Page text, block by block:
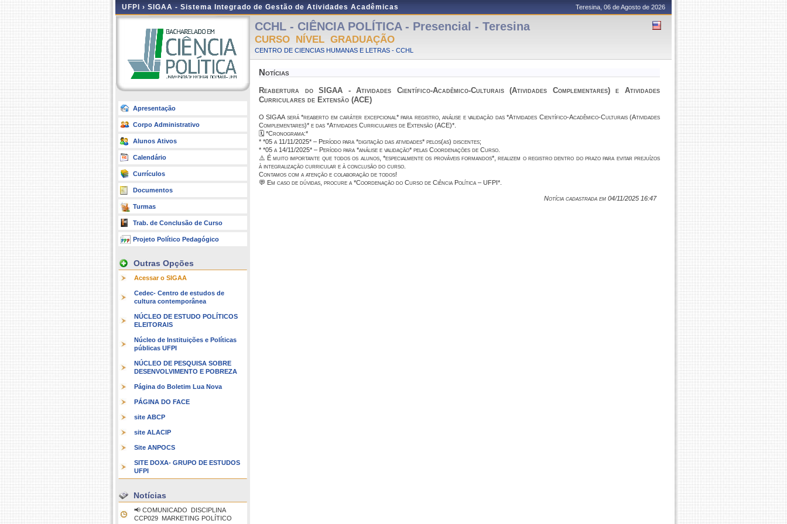
UFPI › SIGAA - Sistema Integrado de Gestão de Atividades Acadêmicas Teresina, 06 de Agosto de 2026
Apresentação
Corpo Administrativo
Alunos Ativos
Calendário
Currículos
Documentos
Turmas
Trab. de Conclusão de Curso
Projeto Político Pedagógico
Outras Opções
Acessar o SIGAA
Cedec- Centro de estudos de
cultura contemporânea
NÚCLEO DE ESTUDO POLÍTICOS
ELEITORAIS
Núcleo de Instituições e Políticas
públicas UFPI
NÚCLEO DE PESQUISA SOBRE
DESENVOLVIMENTO E POBREZA
Página do Boletim Lua Nova
PÁGINA DO FACE
site ABCP
site ALACIP
Site ANPOCS
SITE DOXA- GRUPO DE ESTUDOS
UFPI
Notícias
📢 COMUNICADO  DISCIPLINA
CCP029  MARKETING POLÍTICO
CCHL - CIÊNCIA POLÍTICA - Presencial - Teresina
CURSO NÍVEL GRADUAÇÃO
CENTRO DE CIENCIAS HUMANAS E LETRAS - CCHL
Notícias
Reabertura do SIGAA - Atividades Científico-Acadêmico-Culturais (Atividades Complementares) e Atividades
Curriculares de Extensão (ACE)
O SIGAA será *reaberto em caráter excepcional* para registro, análise e validação das *Atividades Científico-Acadêmico-Culturais (Atividades
Complementares)* e das *Atividades Curriculares de Extensão (ACE)*.
🗓 *Cronograma:*
* *05 a 11/11/2025* – Período para *digitação das atividades* pelos(as) discentes;
* *05 a 14/11/2025* – Período para *análise e validação* pelas Coordenações de Curso.
⚠️ É muito importante que todos os alunos, *especialmente os prováveis formandos*, realizem o registro dentro do prazo para evitar prejuízos
à integralização curricular e à conclusão do curso.
Contamos com a atenção e colaboração de todos!
💬 Em caso de dúvidas, procure a *Coordenação do Curso de Ciência Política – UFPI*.
Notícia cadastrada em 04/11/2025 16:47